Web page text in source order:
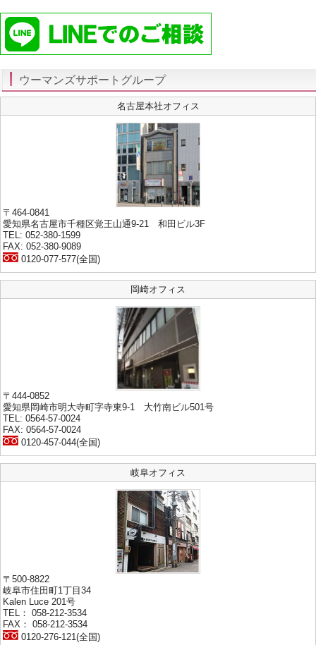
ウーマンズサポートグループ
名古屋本社オフィス
〒464-0841
愛知県名古屋市千種区覚王山通9-21 和田ビル3F
TEL: 052-380-1599
FAX: 052-380-9089
0120-077-577(全国)
岡崎オフィス
〒444-0852
愛知県岡崎市明大寺町字寺東9-1 大竹南ビル501号
TEL: 0564-57-0024
FAX: 0564-57-0024
0120-457-044(全国)
岐阜オフィス
〒500-8822
岐阜市住田町1丁目34
Kalen Luce 201号
TEL： 058-212-3534
FAX： 058-212-3534
0120-276-121(全国)